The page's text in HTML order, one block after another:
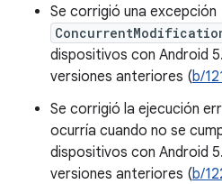
Se corrigió una excepción
dispositivos con Android
versiones anteriores (b/
Se corrigió la ejecución
ocurría cuando no se
dispositivos con Android
versiones anteriores (b/